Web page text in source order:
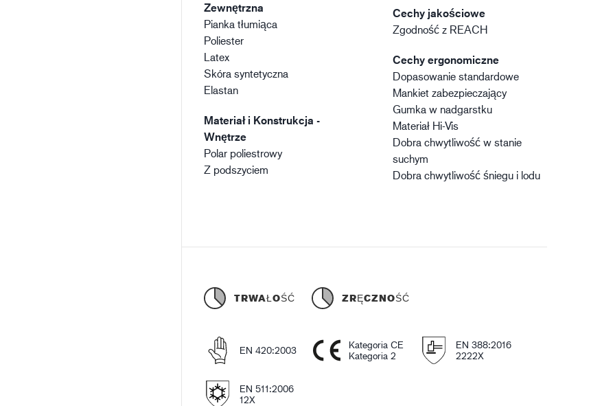
Zewnętrzna
Pianka tłumiąca
Poliester
Latex
Skóra syntetyczna
Elastan
Materiał i Konstrukcja -
Wnętrze
Polar poliestrowy
Z podszyciem
Cechy jakościowe
Zgodność z REACH
Cechy ergonomiczne
Dopasowanie standardowe
Mankiet zabezpieczający
Gumka w nadgarstku
Materiał Hi-Vis
Dobra chwytliwość w stanie
suchym
Dobra chwytliwość śniegu i lodu
TRWAŁOŚĆ ZRĘCZNOŚĆ
EN 420:2003
Kategoria CE
Kategoria 2
EN 388:2016
2222X
EN 511:2006
12X